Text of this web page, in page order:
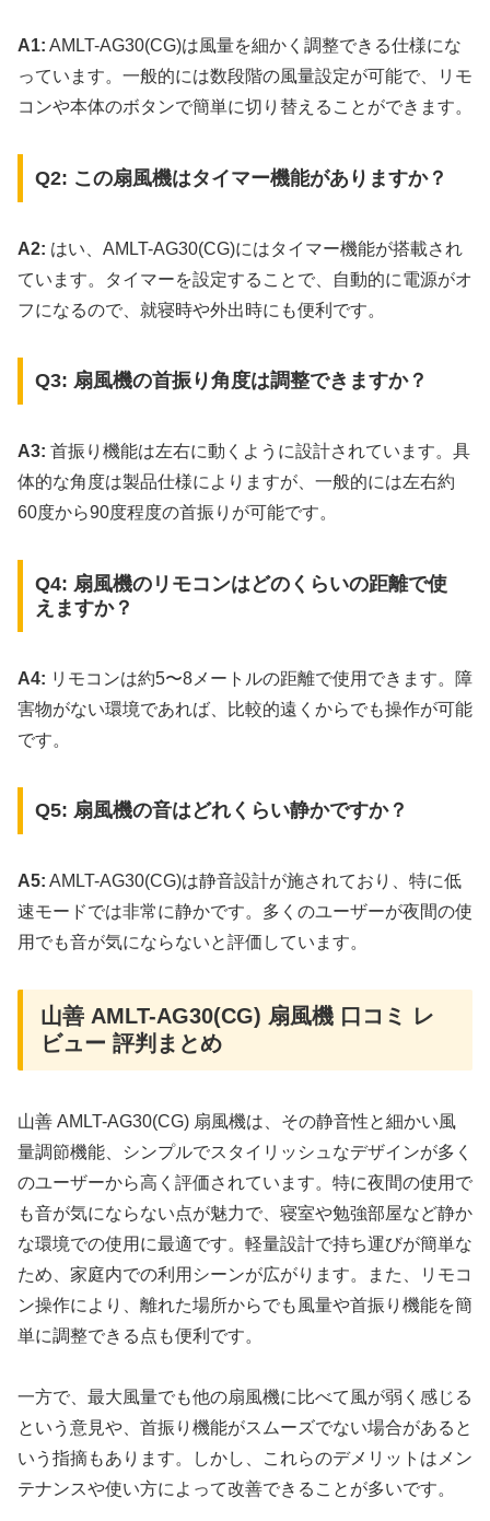
A1: AMLT-AG30(CG)は風量を細かく調整できる仕様にな
っています。一般的には数段階の風量設定が可能で、リモ
コンや本体のボタンで簡単に切り替えることができます。
Q2: この扇風機はタイマー機能がありますか？
A2: はい、AMLT-AG30(CG)にはタイマー機能が搭載され
ています。タイマーを設定することで、自動的に電源がオ
フになるので、就寝時や外出時にも便利です。
Q3: 扇風機の首振り角度は調整できますか？
A3: 首振り機能は左右に動くように設計されています。具
体的な角度は製品仕様によりますが、一般的には左右約
60度から90度程度の首振りが可能です。
Q4: 扇風機のリモコンはどのくらいの距離で使
えますか？
A4: リモコンは約5〜8メートルの距離で使用できます。障
害物がない環境であれば、比較的遠くからでも操作が可能
です。
Q5: 扇風機の音はどれくらい静かですか？
A5: AMLT-AG30(CG)は静音設計が施されており、特に低
速モードでは非常に静かです。多くのユーザーが夜間の使
用でも音が気にならないと評価しています。
山善 AMLT-AG30(CG) 扇風機 口コミ レ
ビュー 評判まとめ
山善 AMLT-AG30(CG) 扇風機は、その静音性と細かい風
量調節機能、シンプルでスタイリッシュなデザインが多く
のユーザーから高く評価されています。特に夜間の使用で
も音が気にならない点が魅力で、寝室や勉強部屋など静か
な環境での使用に最適です。軽量設計で持ち運びが簡単な
ため、家庭内での利用シーンが広がります。また、リモコ
ン操作により、離れた場所からでも風量や首振り機能を簡
単に調整できる点も便利です。
一方で、最大風量でも他の扇風機に比べて風が弱く感じる
という意見や、首振り機能がスムーズでない場合があると
いう指摘もあります。しかし、これらのデメリットはメン
テナンスや使い方によって改善できることが多いです。